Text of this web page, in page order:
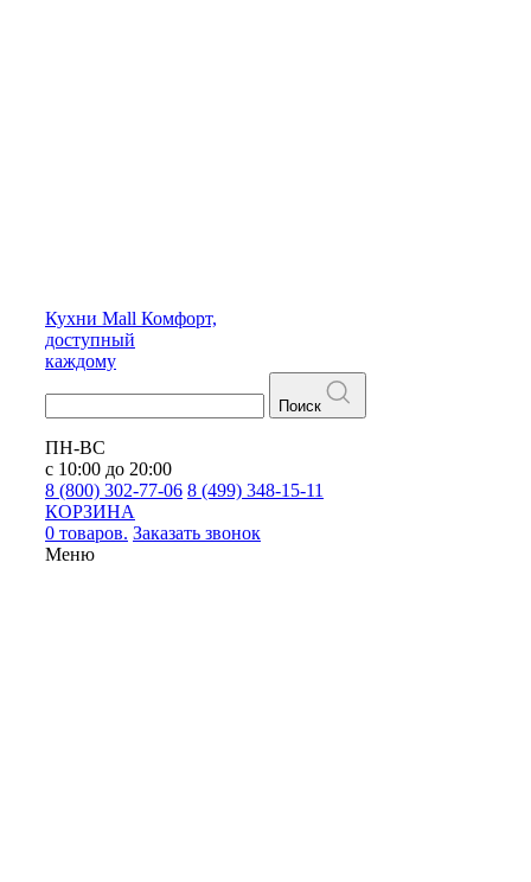
Кухни Mall Комфорт,
доступный
каждому
Поиск
ПН-ВС
с 10:00 до 20:00
8 (800) 302-77-06 8 (499) 348-15-11
КОРЗИНА
0 товаров. Заказать звонок
Меню